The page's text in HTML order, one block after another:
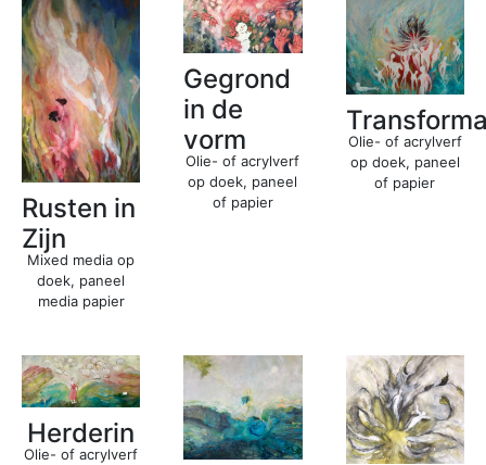
Rusten in
Zijn
Mixed media op
doek, paneel
media papier
Gegrond
in de
vorm
Olie- of acrylverf
op doek, paneel
of papier
Olie- of acrylverf
op doek, paneel
of papier
Herderin
Olie- of acrylverf